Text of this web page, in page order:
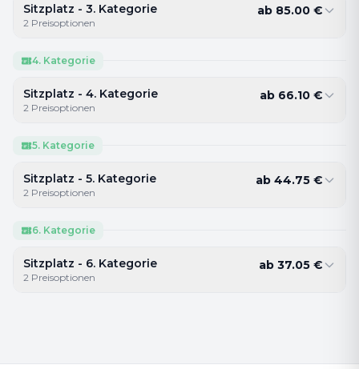
Sitzplatz - 3. Kategorie
2 Preisoptionen
ab 85.00 €
4. Kategorie
Sitzplatz - 4. Kategorie
2 Preisoptionen
ab 66.10 €
5. Kategorie
Sitzplatz - 5. Kategorie
2 Preisoptionen
ab 44.75 €
6. Kategorie
Sitzplatz - 6. Kategorie
2 Preisoptionen
ab 37.05 €